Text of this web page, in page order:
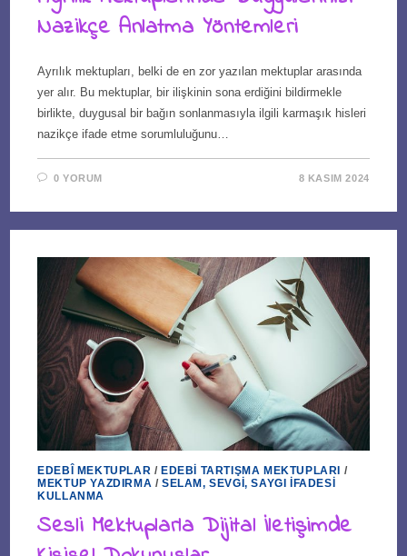
Nazikçe Anlatma Yöntemleri
Ayrılık mektupları, belki de en zor yazılan mektuplar arasında
yer alır. Bu mektuplar, bir ilişkinin sona erdiğini bildirmekle
birlikte, duygusal bir bağın sonlanmasıyla ilgili karmaşık hisleri
nazikçe ifade etme sorumluluğunu…
0 YORUM 8 KASIM 2024
EDEBÎ MEKTUPLAR /EDEBI TARTIŞMA MEKTUPLARI /
MEKTUP YAZDIRMA /SELAM, SEVGI, SAYGI İFADESI
KULLANMA
Sesli Mektuplarla Dijital İletişimde